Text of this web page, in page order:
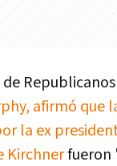
afirmó que
la ex
Kirchnerfueron